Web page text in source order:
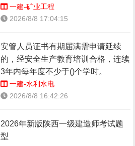
一建-矿业工程
2026/8/8 17:04:15
安管人员证书有期届满需申请延续
的，经安全生产教育培训合格，连续
3年内每年度不少于()个学时。
一建-水利水电
2026/8/8 16:42:26
2026年新版陕西一级建造师考试题
型